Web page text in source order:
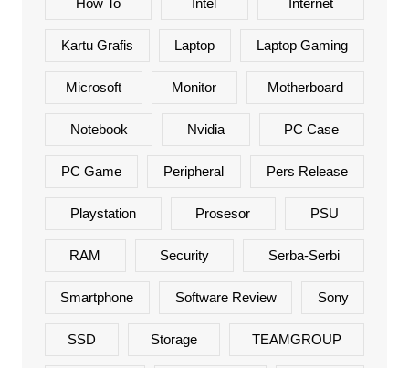
How To Intel Internet
Kartu Grafis Laptop Laptop Gaming
Microsoft Monitor Motherboard
Notebook Nvidia PC Case
PC Game Peripheral Pers Release
Playstation Prosesor PSU
RAM Security Serba-Serbi
Smartphone Software Review Sony
SSD Storage TEAMGROUP